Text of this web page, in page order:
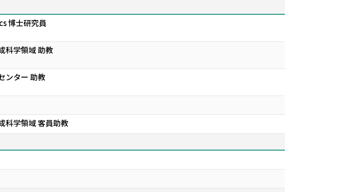
博士研究員
科学領域 助教
ンター 助教
科学領域 客員助教